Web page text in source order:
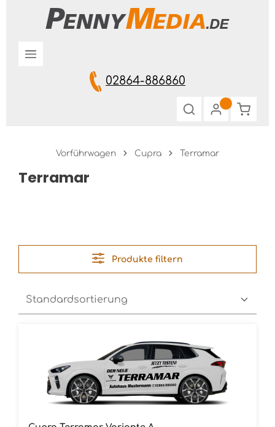
Zum Hauptinhalt springen
02864-886860
Vorführwagen Cupra Terramar
Terramar
Produkte filtern